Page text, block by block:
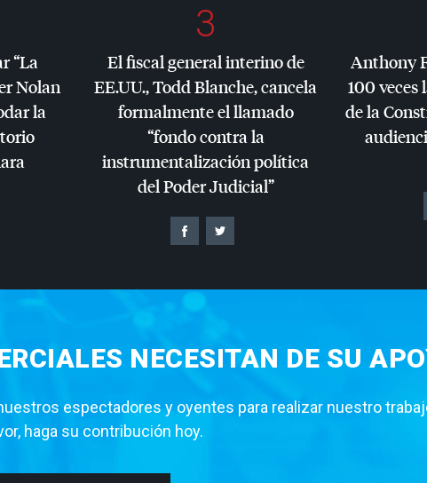
“La
Nolan
la
3
El fiscal general interino de
EE.UU., Todd Blanche, cancela
formalmente el llamado
“fondo contra la
instrumentalización política
del Poder Judicial”
Anthony
100
de la
NECESITAN DE SU
espectadores y oyentes para realizar nuestro
haga su contribución hoy.